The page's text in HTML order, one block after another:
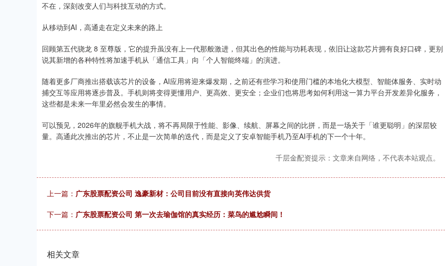
不在，深刻改变人们与科技互动的方式。
从移动到AI，高通走在定义未来的路上
回顾第五代骁龙 8 至尊版，它的提升虽没有上一代那般激进，但其出色的性能与功耗表现，依旧让这款芯片拥有良好口碑，更别
说其新增的各种特性将加速手机从「通信工具」向「个人智能终端」的演进。
随着更多厂商推出搭载该芯片的设备，AI应用将迎来爆发期，之前还有些学习和使用门槛的本地化大模型、智能体服务、实时动
捕交互等应用将逐步普及。手机则将变得更懂用户、更高效、更安全；企业们也将思考如何利用这一算力平台开发差异化服务，
这些都是未来一年里必然会发生的事情。
可以预见，2026年的旗舰手机大战，将不再局限于性能、影像、续航、屏幕之间的比拼，而是一场关于「谁更聪明」的深层较
量。高通此次推出的芯片，不止是一次简单的迭代，而是定义了安卓智能手机乃至AI手机的下一个十年。
千层金配资提示：文章来自网络，不代表本站观点。
上一篇： 广东股票配资公司 逸豪新材：公司目前没有直接向英伟达供货
下一篇： 广东股票配资公司 第一次去瑜伽馆的真实经历：菜鸟的尴尬瞬间！
相关文章